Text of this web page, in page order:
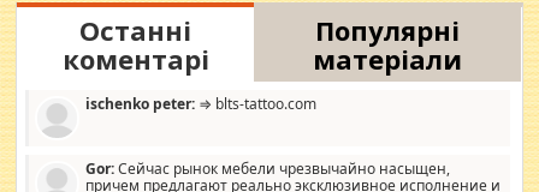
Останні
коментарі
Популярні
матеріали
ischenko peter: ⇒ blts-tattoo.com
Gor:Сейчас рынок мебели чрезвычайно насыщен,
причем предлагают реально эксклюзивное исполнение и